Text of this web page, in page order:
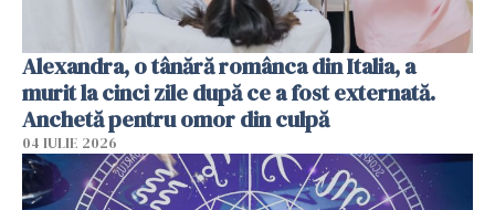
Alexandra, o tânără românca din Italia, a
murit la cinci zile după ce a fost externată.
Anchetă pentru omor din culpă
04 IULIE 2026